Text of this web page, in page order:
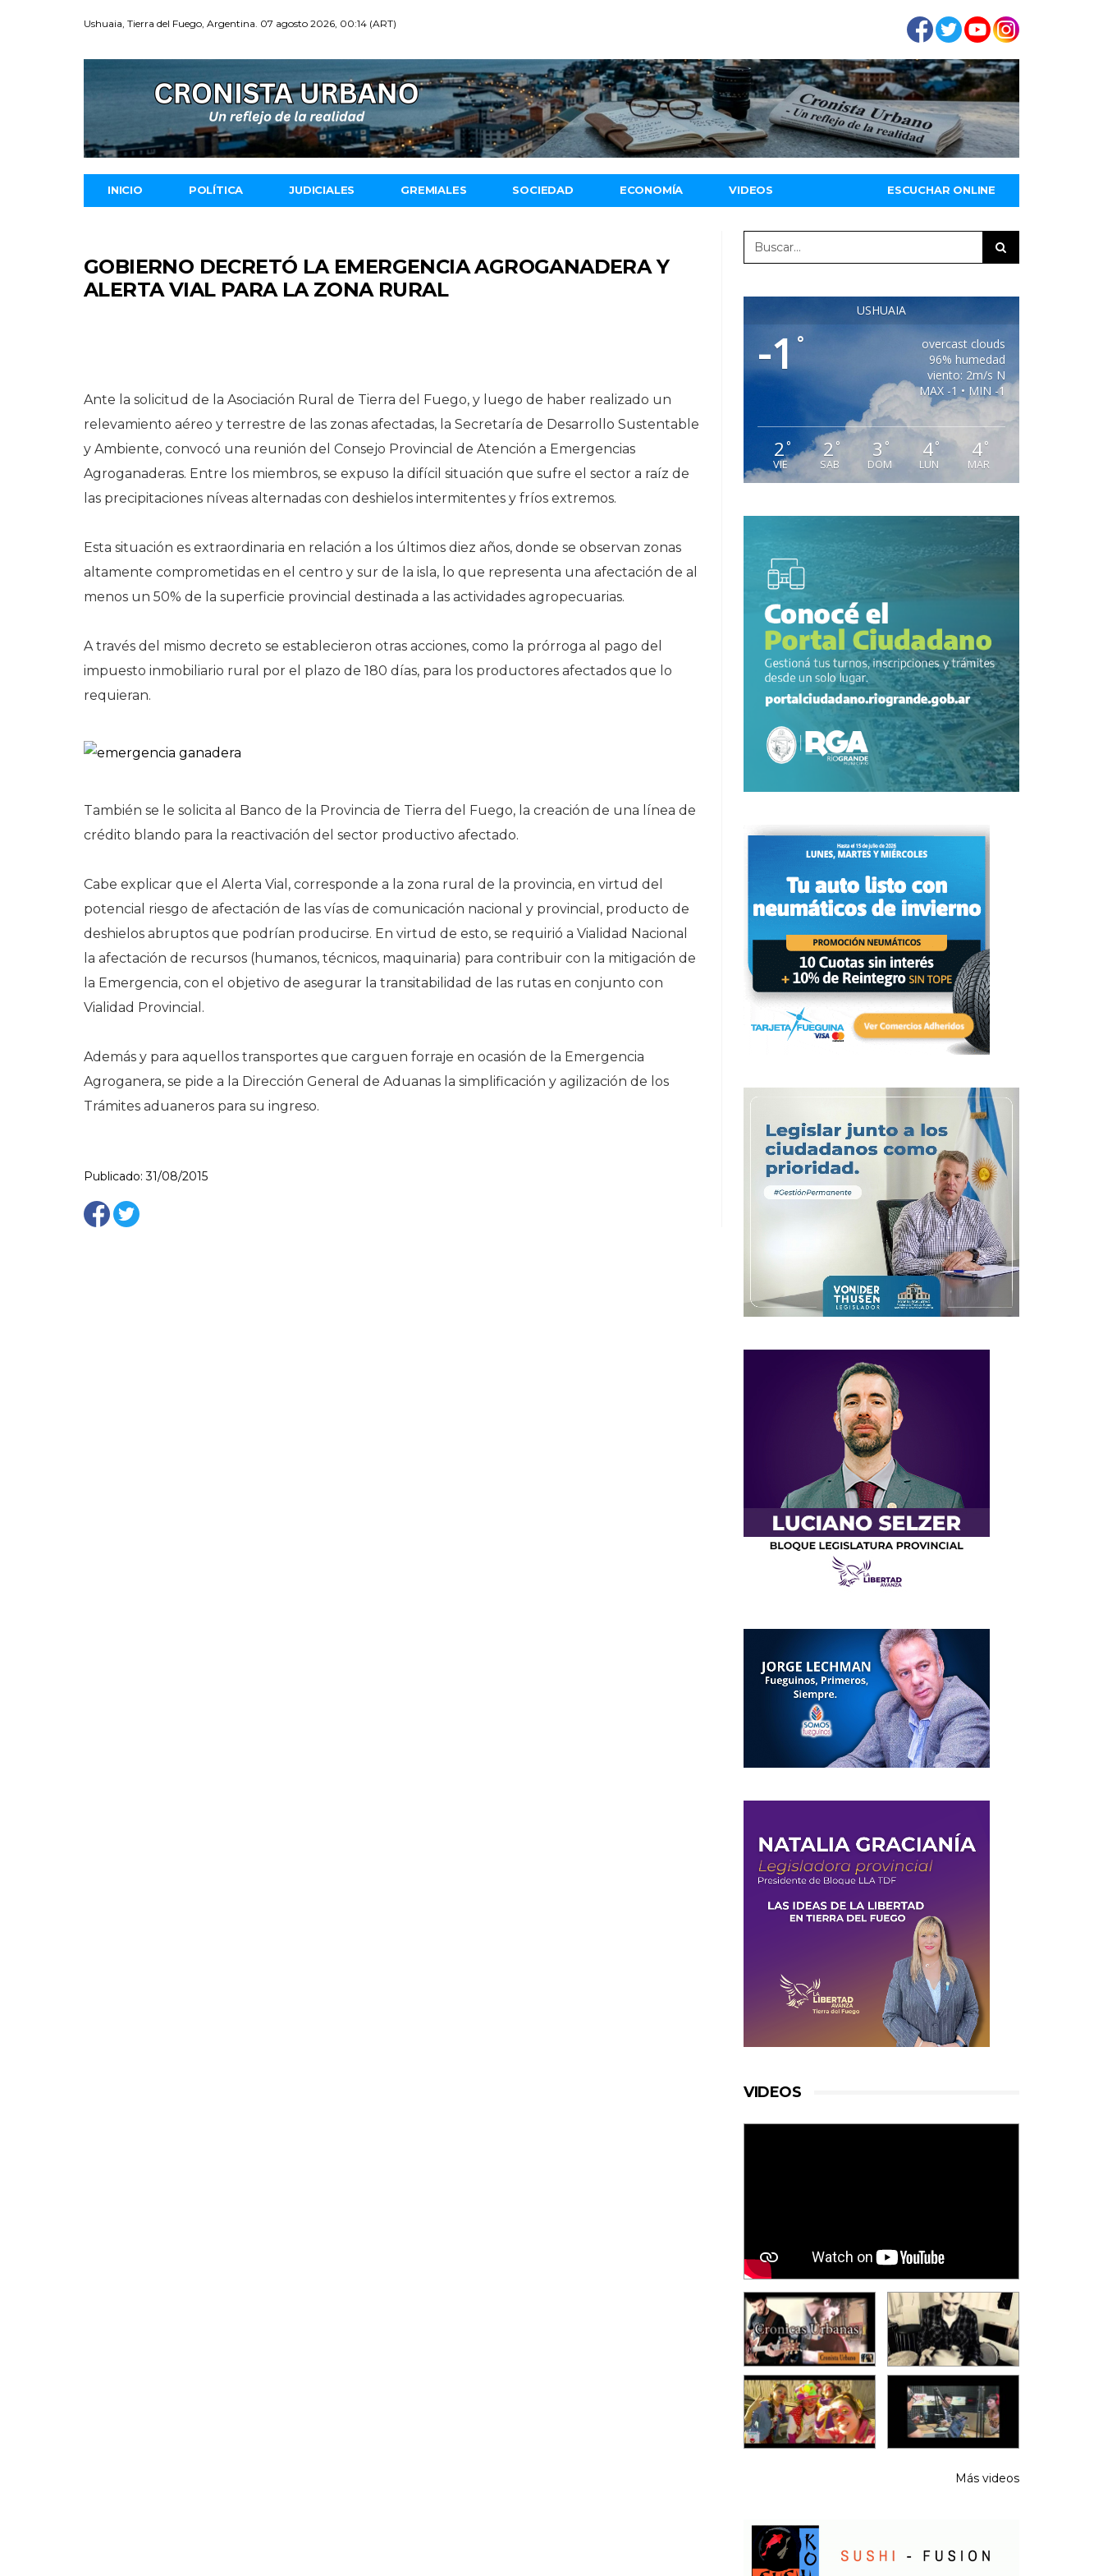
Ushuaia, Tierra del Fuego, Argentina. 07 agosto 2026, 00:14 (ART)
INICIO POLÍTICA JUDICIALES GREMIALES SOCIEDAD ECONOMÍA VIDEOS ESCUCHAR ONLINE
GOBIERNO DECRETÓ LA EMERGENCIA AGROGANADERA Y
ALERTA VIAL PARA LA ZONA RURAL
Ante la solicitud de la Asociación Rural de Tierra del Fuego, y luego de haber realizado un
relevamiento aéreo y terrestre de las zonas afectadas, la Secretaría de Desarrollo Sustentable
y Ambiente, convocó una reunión del Consejo Provincial de Atención a Emergencias
Agroganaderas. Entre los miembros, se expuso la difícil situación que sufre el sector a raíz de
las precipitaciones níveas alternadas con deshielos intermitentes y fríos extremos.
Esta situación es extraordinaria en relación a los últimos diez años, donde se observan zonas
altamente comprometidas en el centro y sur de la isla, lo que representa una afectación de al
menos un 50% de la superficie provincial destinada a las actividades agropecuarias.
A través del mismo decreto se establecieron otras acciones, como la prórroga al pago del
impuesto inmobiliario rural por el plazo de 180 días, para los productores afectados que lo
requieran.
También se le solicita al Banco de la Provincia de Tierra del Fuego, la creación de una línea de
crédito blando para la reactivación del sector productivo afectado.
Cabe explicar que el Alerta Vial, corresponde a la zona rural de la provincia, en virtud del
potencial riesgo de afectación de las vías de comunicación nacional y provincial, producto de
deshielos abruptos que podrían producirse. En virtud de esto, se requirió a Vialidad Nacional
la afectación de recursos (humanos, técnicos, maquinaria) para contribuir con la mitigación de
la Emergencia, con el objetivo de asegurar la transitabilidad de las rutas en conjunto con
Vialidad Provincial.
Además y para aquellos transportes que carguen forraje en ocasión de la Emergencia
Agroganera, se pide a la Dirección General de Aduanas la simplificación y agilización de los
Trámites aduaneros para su ingreso.
Publicado: 31/08/2015
USHUAIA
-1°
overcast clouds
96% humedad
viento: 2m/s N
MAX -1 • MIN -1
2°
VIE
2 °
SAB
3 °
DOM
4°
LUN
4°
MAR
VIDEOS
Más videos